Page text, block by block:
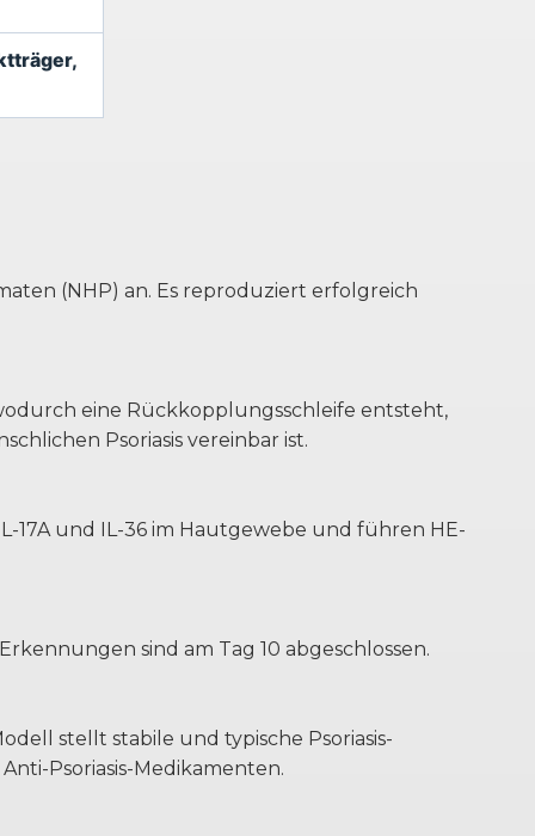
(NHP) an. Es reproduziert erfolgreich
eine Rückkopplungsschleife entsteht,
Psoriasis vereinbar ist.
17A und IL-36 im Hautgewebe und führen HE-
sind am Tag 10 abgeschlossen.
stellt stabile und typische Psoriasis-
Psoriasis-Medikamenten.